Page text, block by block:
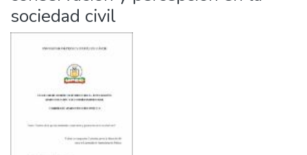
sociedad civil